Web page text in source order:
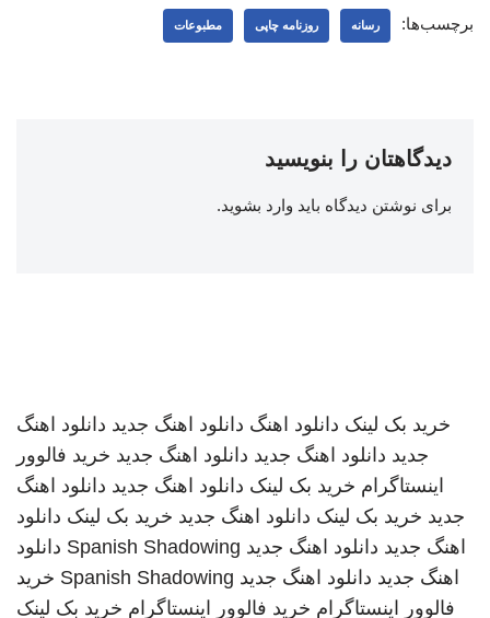
برچسب‌ها: رسانه روزنامه چاپی مطبوعات
دیدگاهتان را بنویسید
برای نوشتن دیدگاه باید وارد بشوید.
خرید بک لینک دانلود اهنگ دانلود اهنگ جدید دانلود اهنگ
جدید دانلود اهنگ جدید دانلود اهنگ جدید خرید فالوور
اینستاگرام خرید بک لینک دانلود اهنگ جدید دانلود اهنگ
جدید خرید بک لینک دانلود اهنگ جدید خرید بک لینک دانلود
اهنگ جدید دانلود اهنگ جدید Spanish Shadowing دانلود
اهنگ جدید دانلود اهنگ جدید Spanish Shadowing خرید
فالوور اینستاگرام خرید فالوور اینستاگرام خرید بک لینک